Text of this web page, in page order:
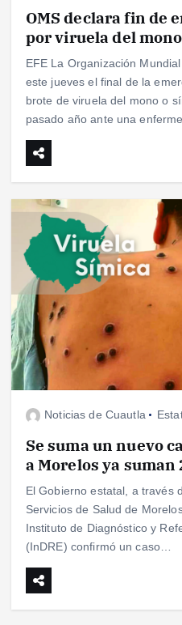
OMS declara fin de
por viruela del mono
EFE La Organización
este jueves el final de la
brote de viruela del mono o
pasado año ante una
Noticias de Cuautla
Se suma un nuevo
a Morelos ya suman
El Gobierno estatal, a través
Servicios de Salud de
Instituto de Diagnóstico y
(InDRE) confirmó un caso…